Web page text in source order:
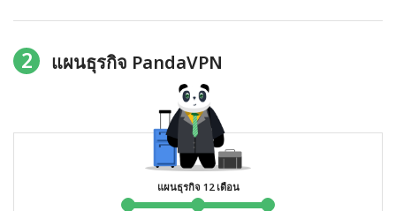
2 แผนธุรกิจ PandaVPN
แผนธุรกิจ 12 เดือน